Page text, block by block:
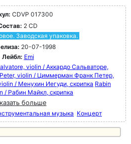
CDVP 017300
2 CD
Заводская упаковка.
20-07-1998
Лейбл: Emi
violin / Аккардо Сальваторе,
violin / Циммерман Франк Петер,
/ Менухин Иегуди, скрипка Rabin
/ Рабин Майкл, скрипка
больше
музыка Концерт